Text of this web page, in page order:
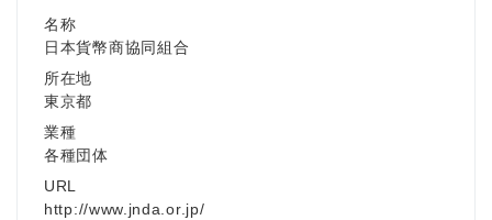
名称
日本貨幣商協同組合
所在地
東京都
業種
各種団体
URL
http://www.jnda.or.jp/